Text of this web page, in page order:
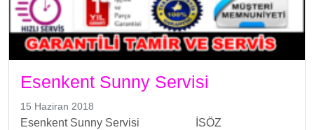
Esenkent Sunny Servisi
15 Haziran 2018
Esenkent Sunny Servisi İSÖZ